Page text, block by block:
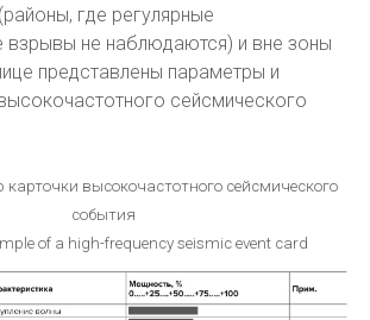
где регулярные
взрывы не наблюдаются) и вне зоны
представлены параметры и
сейсмического
высокочастотного сейсмического
события
of a high-frequency seismic event card